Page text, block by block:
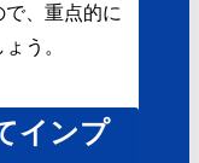
、重点的に
う。
インプ